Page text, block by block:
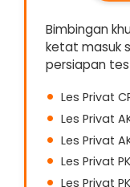
Bimbingan
ketat masuk
persiapan
Les Privat
Les Privat
Les Privat
Les Privat
Les Privat